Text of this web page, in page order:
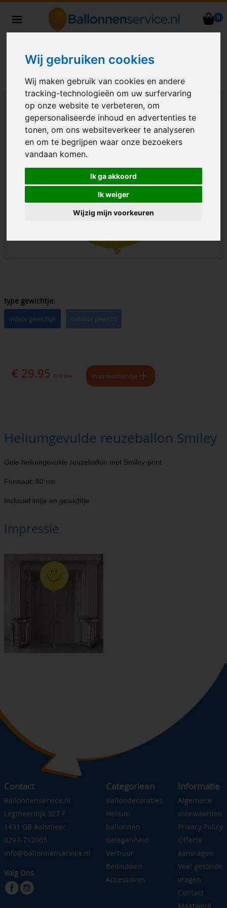
Wij gebruiken cookies
Wij maken gebruik van cookies en andere
tracking-technologieën om uw surfervaring
op onze website te verbeteren, om
gepersonaliseerde inhoud en advertenties te
tonen, om ons websiteverkeer te analyseren
en om te begrijpen waar onze bezoekers
vandaan komen.
Ik ga akkoord
Ik weiger
Wijzig mijn voorkeuren
0
Nederland
type gewichtje:
indoor gewichtje outdoor gewicht
€ 29.95 Excl. btw In winkelmandje
Heliumgevulde reuzeballon Smiley
Gele heliumgevulde reuzeballon met Smiley-print
Formaat: 80 cm
Inclusief lintje en gewichtje
Impressie
Contact
Ballonnenservice.nl
Legmeerdijk 327 F
1431 GB Aalsmeer
0297-712065
info@ballonnenservice.nl
Volg Ons
Categorieen
Ballondecoraties
Helium
ballonnen
Gelegenheid
Verhuur
Bedrukken
Accessoires
Informatie
Algemene
voorwaarden
Privacy Policy
Offerte
aanvragen
Veel gestelde
vragen
Contact
Maatwerk